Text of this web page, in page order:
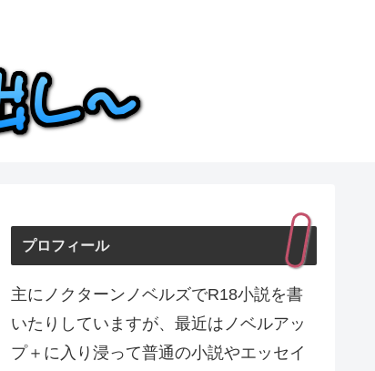
プロフィール
主にノクターンノベルズでR18小説を書
いたりしていますが、最近はノベルアッ
プ＋に入り浸って普通の小説やエッセイ